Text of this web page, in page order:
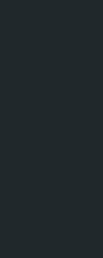
Пратамнак Хилл
премиального
миллионов бат.
и Сильверлейк,
Проверяющие
землёй, но не ведут
компания
миллиона бат, но
это красный флаг.
финансовые отчёты за
декларации тайских
подтверждающие
Специальное внимание
стоимость
покупатель
тайские
компания не